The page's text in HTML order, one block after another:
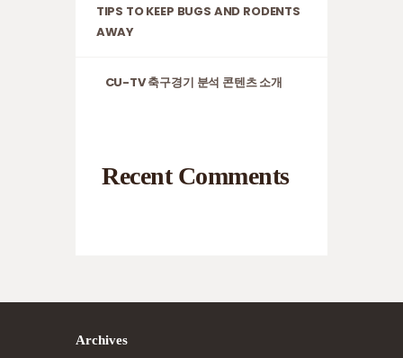
TIPS TO KEEP BUGS AND RODENTS
AWAY
CU-TV 축구경기 분석 콘텐츠 소개
Recent Comments
Archives